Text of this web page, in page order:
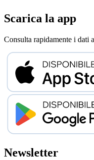
Scarica la app
Consulta rapidamente i dati
Newsletter